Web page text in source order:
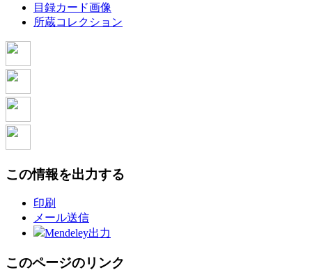
目録カード画像
所蔵コレクション
この情報を出力する
印刷
メール送信
Mendeley出力
このページのリンク